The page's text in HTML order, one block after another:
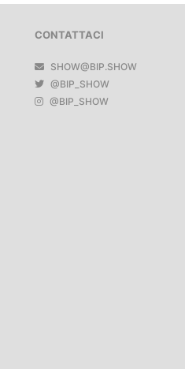
CONTATTACI
SHOW@BIP.SHOW
@BIP_SHOW
@BIP_SHOW